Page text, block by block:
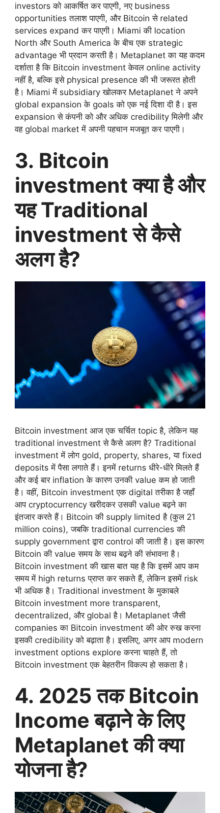
investors को आकर्षित कर पाएगी, नए business
opportunities तलाश पाएगी, और Bitcoin से related
services expand कर पाएगी। Miami की location
North और South America के बीच एक strategic
advantage भी प्रदान करती है। Metaplanet का यह कदम
दर्शाता है कि Bitcoin investment केवल online activity
नहीं है, बल्कि इसे physical presence की भी जरूरत होती
है। Miami में subsidiary खोलकर Metaplanet ने अपने
global expansion के goals को एक नई दिशा दी है। इस
expansion से कंपनी को और अधिक credibility मिलेगी और
वह global market में अपनी पहचान मजबूत कर पाएगी।
3. Bitcoin
investment क्या है और
यह Traditional
investment से कैसे
अलग है?
Bitcoin investment आज एक चर्चित topic है, लेकिन यह
traditional investment से कैसे अलग है? Traditional
investment में लोग gold, property, shares, या fixed
deposits में पैसा लगाते हैं। इनमें returns धीरे-धीरे मिलते हैं
और कई बार inflation के कारण उनकी value कम हो जाती
है। वहीं, Bitcoin investment एक digital तरीका है जहाँ
आप cryptocurrency खरीदकर उसकी value बढ़ने का
इंतजार करते हैं। Bitcoin की supply limited है (कुल 21
million coins), जबकि traditional currencies की
supply government द्वारा control की जाती है। इस कारण
Bitcoin की value समय के साथ बढ़ने की संभावना है।
Bitcoin investment की खास बात यह है कि इसमें आप कम
समय में high returns प्राप्त कर सकते हैं, लेकिन इसमें risk
भी अधिक है। Traditional investment के मुकाबले
Bitcoin investment more transparent,
decentralized, और global है। Metaplanet जैसी
companies का Bitcoin investment की ओर रुख करना
इसकी credibility को बढ़ाता है। इसलिए, अगर आप modern
investment options explore करना चाहते हैं, तो
Bitcoin investment एक बेहतरीन विकल्प हो सकता है।
4. 2025 तक Bitcoin
Income बढ़ाने के लिए
Metaplanet की क्या
योजना है?